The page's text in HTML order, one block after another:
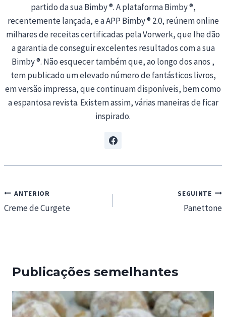
partido da sua Bimby ®. A plataforma Bimby ®,
recentemente lançada, e a APP Bimby ® 2.0, reúnem online
milhares de receitas certificadas pela Vorwerk, que lhe dão
a garantia de conseguir excelentes resultados com a sua
Bimby ®. Não esquecer também que, ao longo dos anos ,
tem publicado um elevado número de fantásticos livros,
em versão impressa, que continuam disponíveis, bem como
a espantosa revista. Existem assim, várias maneiras de ficar
inspirado.
Navegação
de
ANTERIOR
Creme de Curgete
SEGUINTE
Panettone
Publicações semelhantes